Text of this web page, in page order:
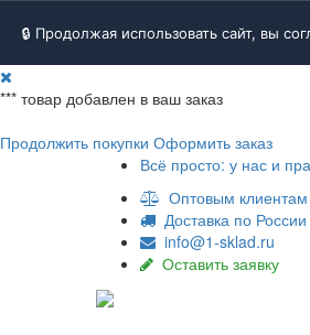
🔒 Продолжая использовать сайт, вы
*** товар добавлен в ваш заказ
Продолжить покупки Оформить заказ
Всё просто: у нас и
Оптовым клиентам
Доставка по России
info@1-sklad.ru
Оставить заявку